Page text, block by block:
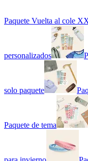
Paquete Vuelta al cole
personalizados
solo paquete
Paquete de tema